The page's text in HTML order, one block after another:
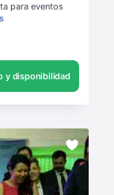
para eventos
y disponibilidad